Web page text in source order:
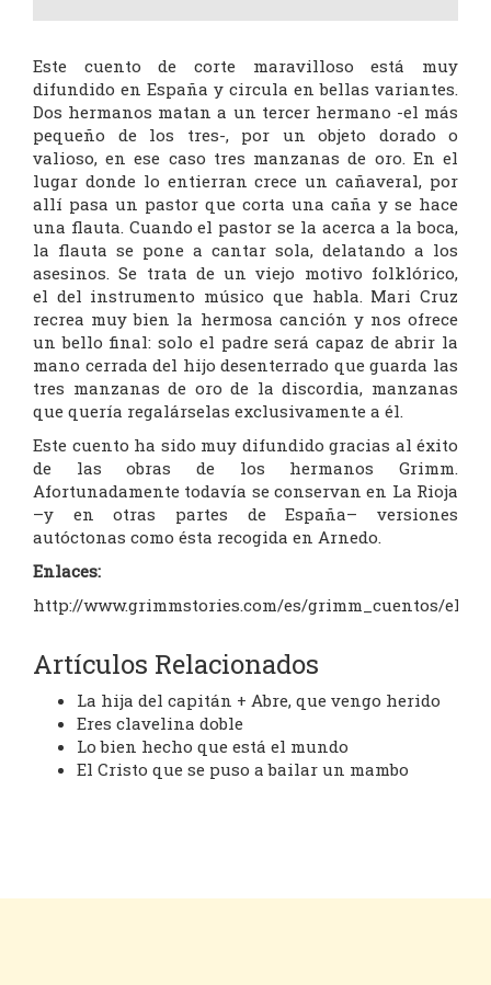
Este cuento de corte maravilloso está muy
difundido en España y circula en bellas variantes.
Dos hermanos matan a un tercer hermano -el más
pequeño de los tres-, por un objeto dorado o
valioso, en ese caso tres manzanas de oro. En el
lugar donde lo entierran crece un cañaveral, por
allí pasa un pastor que corta una caña y se hace
una flauta. Cuando el pastor se la acerca a la boca,
la flauta se pone a cantar sola, delatando a los
asesinos. Se trata de un viejo motivo folklórico,
el del instrumento músico que habla. Mari Cruz
recrea muy bien la hermosa canción y nos ofrece
un bello final: solo el padre será capaz de abrir la
mano cerrada del hijo desenterrado que guarda las
tres manzanas de oro de la discordia, manzanas
que quería regalárselas exclusivamente a él.
Este cuento ha sido muy difundido gracias al éxito
de las obras de los hermanos Grimm.
Afortunadamente todavía se conservan en La Rioja
–y en otras partes de España– versiones
autóctonas como ésta recogida en Arnedo.
Enlaces:
http://www.grimmstories.com/es/grimm_cuentos/
Artículos Relacionados
La hija del capitán + Abre, que vengo herido
Eres clavelina doble
Lo bien hecho que está el mundo
El Cristo que se puso a bailar un mambo